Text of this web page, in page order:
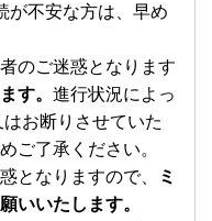
が不安な方は、早め
のご迷惑となります
す。 進行状況によっ
お断りさせていた
ご了承ください。
となりますので、
ミ
いいたします。